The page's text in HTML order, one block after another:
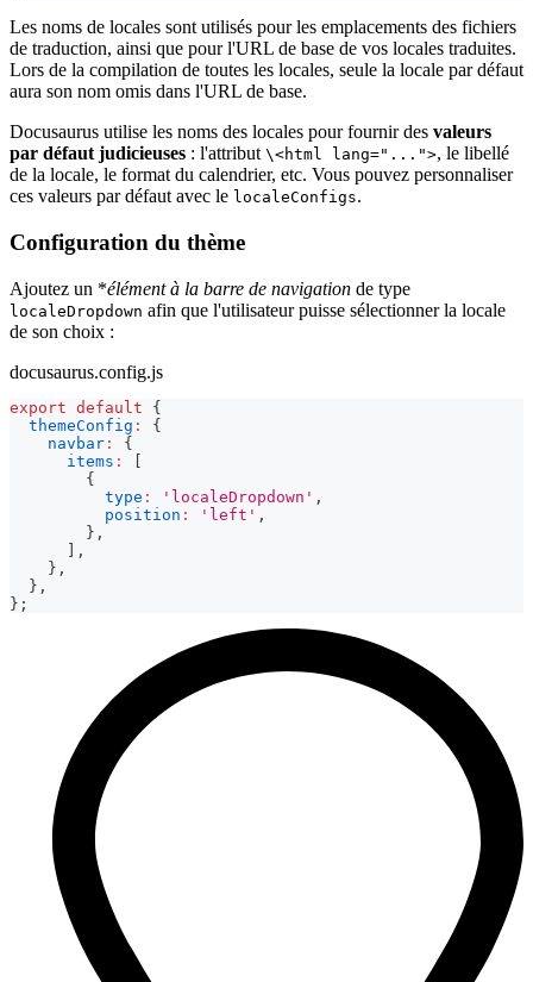
Les noms de locales sont utilisés pour les emplacements des fichiers
de traduction, ainsi que pour l'URL de base de vos locales traduites.
Lors de la compilation de toutes les locales, seule la locale par défaut
aura son nom omis dans l'URL de base.
Docusaurus utilise les noms des locales pour fournir des valeurs
par défaut judicieuses : l'attribut \<html lang="...">, le libellé
de la locale, le format du calendrier, etc. Vous pouvez personnaliser
ces valeurs par défaut avec le localeConfigs.
Configuration du thème
Ajoutez un *élément à la barre de navigation de type
localeDropdown afin que l'utilisateur puisse sélectionner la locale
de son choix :
docusaurus.config.js
export default
{
themeConfig :
{
navbar :
{
items :
[
{
type : 'localeDropdown' ,
position : 'left' ,
} ,
] ,
} ,
} ,
} ;